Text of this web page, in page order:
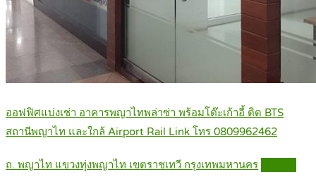
ออฟฟิศแบ่งเช่า อาคารพญาไทพล่าซ่า พร้อมโต๊ะเก้าอี้ ติด BTS
สถานีพญาไท และใกล้ Airport Rail Link โทร 0809962462
ถ. พญาไท แขวงทุ่งพญาไท เขตราชเทวี กรุงเทพมหานคร